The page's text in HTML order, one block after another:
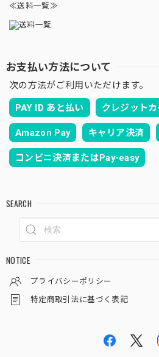
≪送料一覧≫
お支払い方法について
次の方法がご利用いただけます。
PAY ID あと払い クレジット
Amazon Pay キャリア決済
コンビニ決済またはPay-easy
SEARCH
NOTICE
プライバシーポリシー
特定商取引法に基づく表記